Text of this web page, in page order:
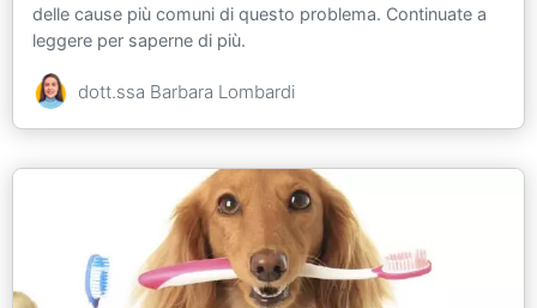
delle cause più comuni di questo problema. Continuate a
leggere per saperne di più.
dott.ssa Barbara Lombardi